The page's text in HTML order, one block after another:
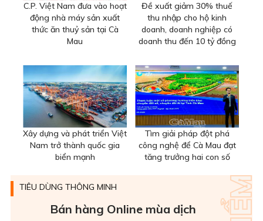
C.P. Việt Nam đưa vào hoạt
động nhà máy sản xuất
thức ăn thuỷ sản tại Cà
Mau
Đề xuất giảm 30% thuế
thu nhập cho hộ kinh
doanh, doanh nghiệp có
doanh thu đến 10 tỷ đồng
Xây dựng và phát triển Việt
Nam trở thành quốc gia
biển mạnh
Tìm giải pháp đột phá
công nghệ để Cà Mau đạt
tăng trưởng hai con số
TIÊU DÙNG THÔNG MINH
Bán hàng Online mùa dịch